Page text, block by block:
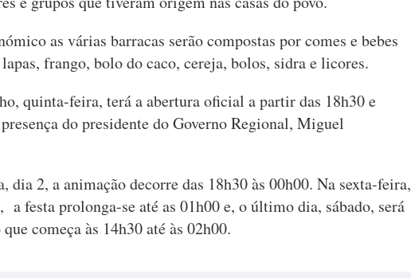
as várias barracas serão compostas por comes e bebes
frango, bolo do caco, cereja, bolos, sidra e licores.
quinta-feira, terá a abertura oficial a partir das 18h30 e
do presidente do Governo Regional, Miguel
dia 2, a animação decorre das 18h30 às 00h00. Na sexta-feira,
a festa prolonga-se até as 01h00 e, o último dia, sábado, será
começa às 14h30 até às 02h00.